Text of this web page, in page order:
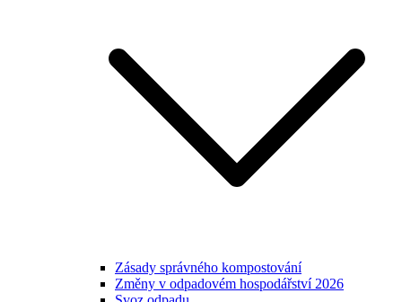
Zásady správného kompostování
Změny v odpadovém hospodářství 2026